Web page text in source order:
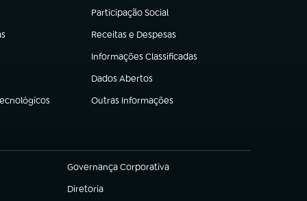
Participação Social
(abre em nova aba)
Receitas e Despesas
(abre em nova aba)
Informações Classificadas
(abre em nova aba)
Dados Abertos
(abre em nova aba)
Outras Informações
(abre em nova aba)
Governança Corporativa
(abre em nova aba)
Diretoria
(abre em nova aba)